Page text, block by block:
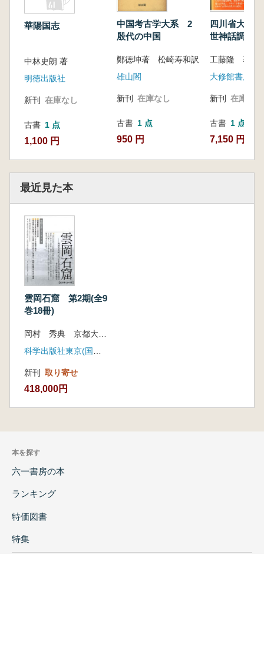
華陽国志
中林史朗 著
明徳出版社
新刊 在庫なし
古書 1 点
1,100 円
中国考古学大系 2
殷代の中国
鄭徳坤著 松崎寿和訳
雄山閣
新刊 在庫なし
古書 1 点
950 円
四川省大涼
世神話調査
工藤隆 著
大修館書店
新刊 在庫なし
古書 1 点
7,150 円
最近見た本
雲岡石窟 第2期(全9
巻18冊)
新刊 取り寄せ
418,000円
本を探す
六一書房の本
ランキング
特価図書
特集